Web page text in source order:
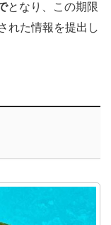
となり、この期限
れた情報を提出し